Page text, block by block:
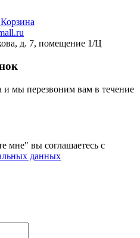
Корзина
д. 7, помещение 1/Ц
и мы перезвоним вам в течение
мне" вы соглашаетесь с
данных